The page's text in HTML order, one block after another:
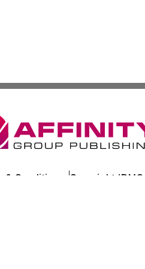
& Conditions Copyright/